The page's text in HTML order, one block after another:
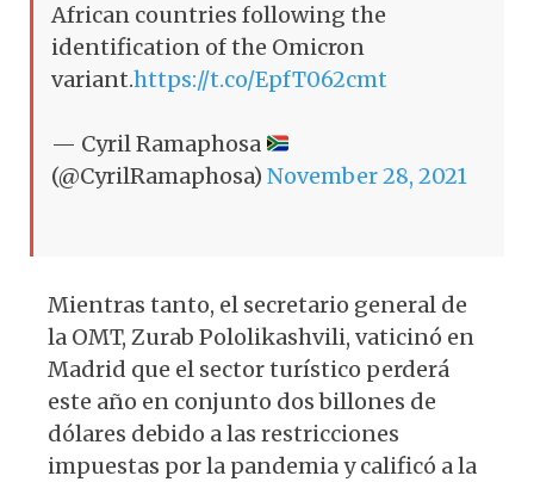
African countries following the
identification of the Omicron
variant.https://t.co/EpfT062cmt
— Cyril Ramaphosa
(@CyrilRamaphosa) November 28, 2021
Mientras tanto, el secretario general de
la OMT, Zurab Pololikashvili, vaticinó en
Madrid que el sector turístico perderá
este año en conjunto dos billones de
dólares debido a las restricciones
impuestas por la pandemia y calificó a la